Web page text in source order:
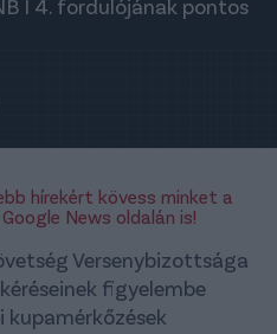
I 4. fordulójának pontos
hírekért kövess minket a
Google News oldalán is!
Versenybizottsága
figyelembe
kupamérkőzések